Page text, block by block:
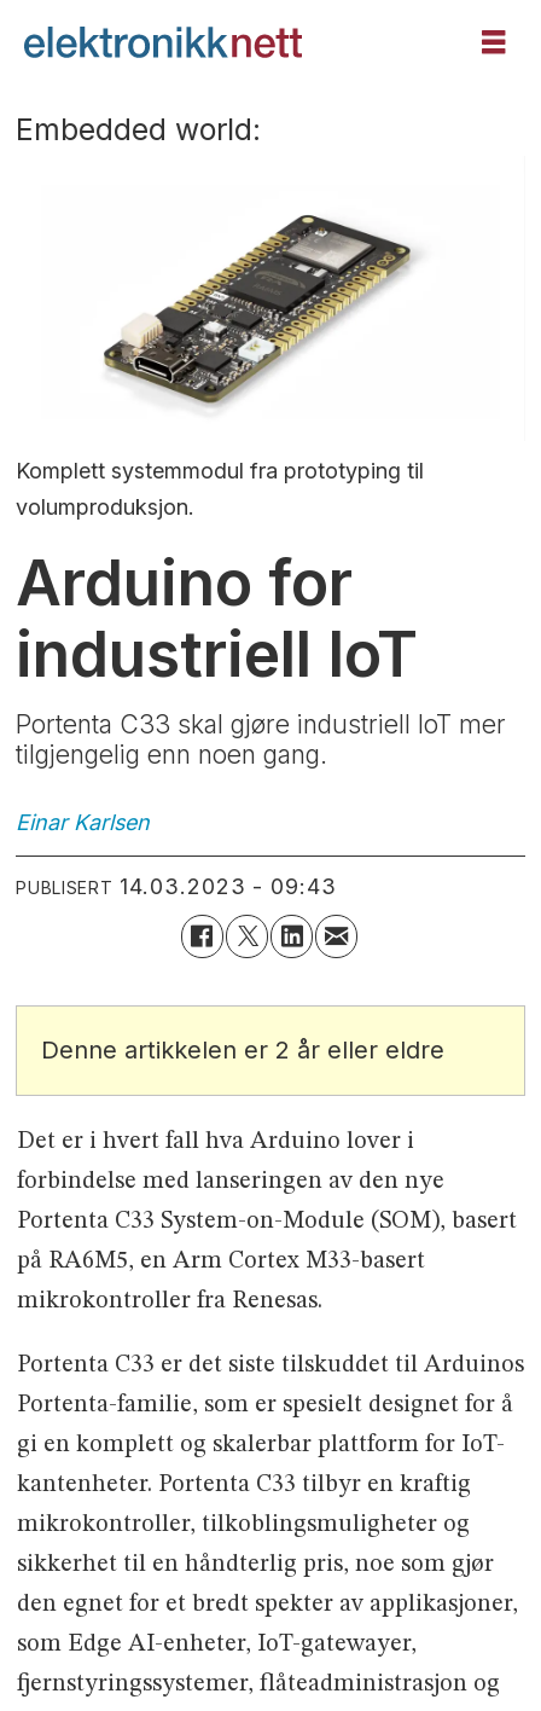
Embedded world:
Komplett systemmodul fra prototyping til
volumproduksjon.
Arduino for
industriell IoT
Portenta C33 skal gjøre industriell IoT mer
tilgjengelig enn noen gang.
Einar Karlsen
PUBLISERT 14.03.2023 - 09:43
Denne artikkelen er 2 år eller eldre
Det er i hvert fall hva Arduino lover i
forbindelse med lanseringen av den nye
Portenta C33 System-on-Module (SOM), basert
på RA6M5, en Arm Cortex M33-basert
mikrokontroller fra Renesas.
Portenta C33 er det siste tilskuddet til Arduinos
Portenta-familie, som er spesielt designet for å
gi en komplett og skalerbar plattform for IoT-
kantenheter. Portenta C33 tilbyr en kraftig
mikrokontroller, tilkoblingsmuligheter og
sikkerhet til en håndterlig pris, noe som gjør
den egnet for et bredt spekter av applikasjoner,
som Edge AI-enheter, IoT-gatewayer,
fjernstyringssystemer, flåteadministrasjon og